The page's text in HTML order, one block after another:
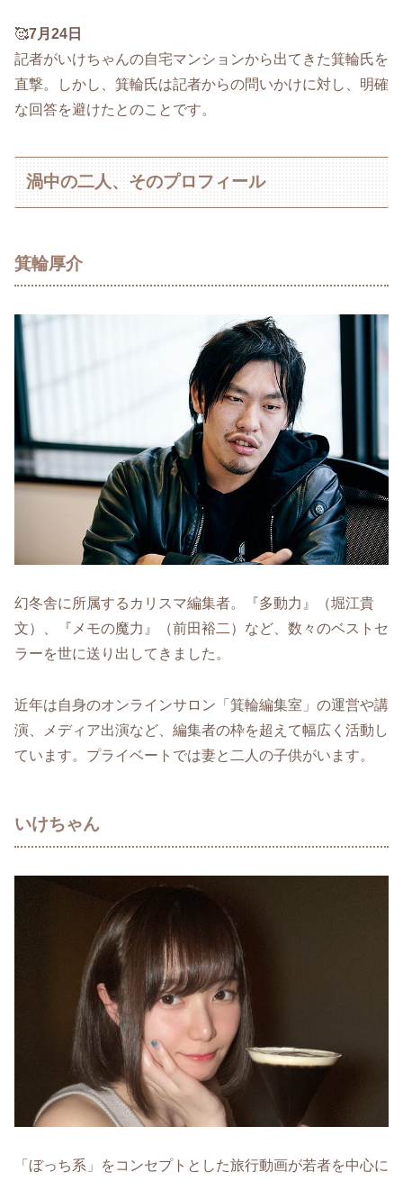
🥰7月24日
記者がいけちゃんの自宅マンションから出てきた箕輪氏を
直撃。しかし、箕輪氏は記者からの問いかけに対し、明確
な回答を避けたとのことです。
渦中の二人、そのプロフィール
箕輪厚介
幻冬舎に所属するカリスマ編集者。『多動力』（堀江貴
文）、『メモの魔力』（前田裕二）など、数々のベストセ
ラーを世に送り出してきました。
近年は自身のオンラインサロン「箕輪編集室」の運営や講
演、メディア出演など、編集者の枠を超えて幅広く活動し
ています。プライベートでは妻と二人の子供がいます。
いけちゃん
「ぼっち系」をコンセプトとした旅行動画が若者を中心に